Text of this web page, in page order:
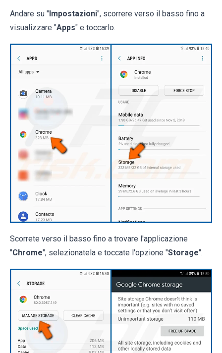
Andare su " Impostazioni", scorrere verso il basso fino a
visualizzare "Apps" e toccarlo.
Scorrete verso il basso fino a trovare l'applicazione
"Chrome", selezionatela e toccate l'opzione "Storage".